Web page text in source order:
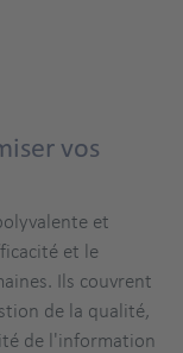
vos
et
et le
Ils couvrent
de la qualité,
de l'information